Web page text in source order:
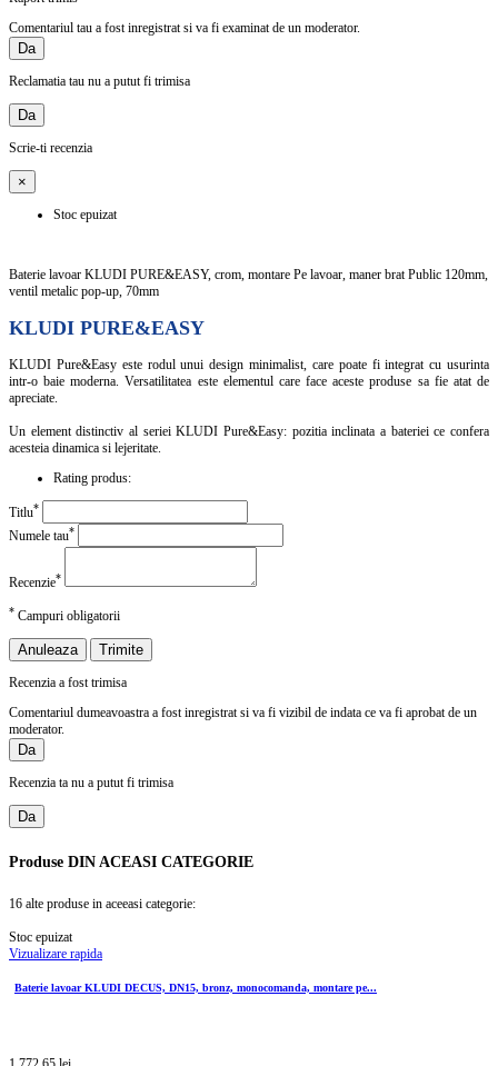
Comentariul tau a fost inregistrat si va fi examinat de un moderator.
Da
Reclamatia tau nu a putut fi trimisa
Da
Scrie-ti recenzia
×
Stoc epuizat
Baterie lavoar KLUDI PURE&EASY, crom, montare Pe lavoar, maner brat Public 120mm,
ventil metalic pop-up, 70mm
KLUDI PURE&EASY
KLUDI Pure&Easy este rodul unui design minimalist, care poate fi integrat cu usurinta
intr-o baie moderna. Versatilitatea este elementul care face aceste produse sa fie atat de
apreciate.
Un element distinctiv al seriei KLUDI Pure&Easy: pozitia inclinata a bateriei ce confera
acesteia dinamica si lejeritate.
Rating produs:
Titlu*
Numele tau*
Recenzie*
* Campuri obligatorii
Anuleaza Trimite
Recenzia a fost trimisa
Comentariul dumeavoastra a fost inregistrat si va fi vizibil de indata ce va fi aprobat de un
moderator.
Da
Recenzia ta nu a putut fi trimisa
Da
Produse DIN ACEASI CATEGORIE
16 alte produse in aceeasi categorie:
Stoc epuizat
Vizualizare rapida
Baterie lavoar KLUDI DECUS, DN15, bronz, monocomanda, montare pe...